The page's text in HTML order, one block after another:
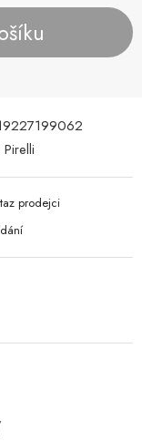
Pirelli
prodejci